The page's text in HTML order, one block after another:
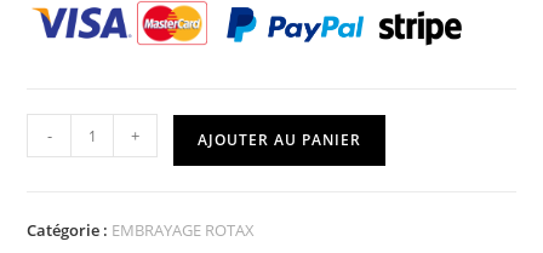
- + AJOUTER AU PANIER
Catégorie : EMBRAYAGE ROTAX